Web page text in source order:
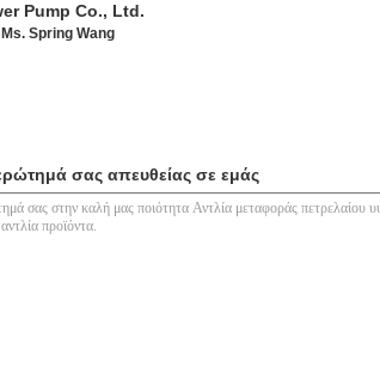
Pump Co., Ltd.
Ms. Spring Wang
ερώτημά σας απευθείας σε εμάς